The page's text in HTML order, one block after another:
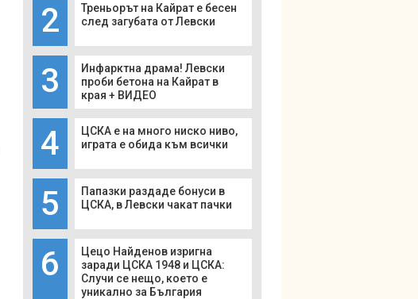
2
Треньорът на Кайрат е бесен
след загубата от Левски
3
Инфарктна драма! Левски
проби бетона на Кайрат в
края + ВИДЕО
4
ЦСКА е на много ниско ниво,
играта е обида към всички
5
Папазки раздаде бонуси в
ЦСКА, в Левски чакат пачки
6
Цецо Найденов изригна
заради ЦСКА 1948 и ЦСКА:
Случи се нещо, което е
уникално за България